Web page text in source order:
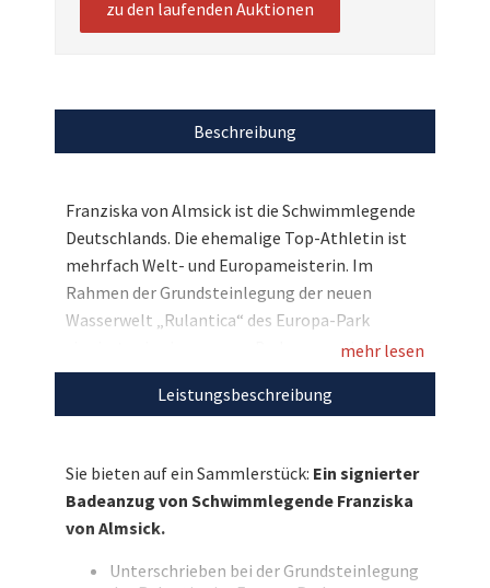
zu den laufenden Auktionen
Beschreibung
Franziska von Almsick ist die Schwimmlegende
Deutschlands. Die ehemalige Top-Athletin ist
mehrfach Welt- und Europameisterin. Im
Rahmen der Grundsteinlegung der neuen
Wasserwelt „Rulantica“ des Europa-Park
signierte sie einen arena-Badeanzug, den Sie
sich nun als echtes Sammlerstück sichern
können. Geben Sie Ihr Gebot ab und
einzigartige Auktionenfür den guten Zweck!
mehr lesen
Leistungsbeschreibung
Sie bieten auf ein Sammlerstück: Ein signierter
Badeanzug von Schwimmlegende Franziska
von Almsick.
Unterschrieben bei der Grundsteinlegung